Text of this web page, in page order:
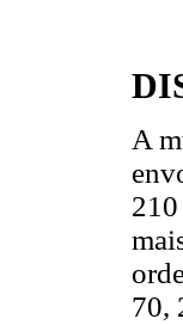
A
70,